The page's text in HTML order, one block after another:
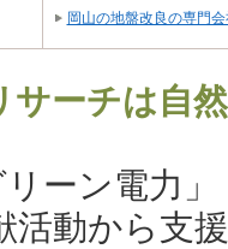
岡山の地盤改良の専門
サーチは自
ーン電力
活動から支